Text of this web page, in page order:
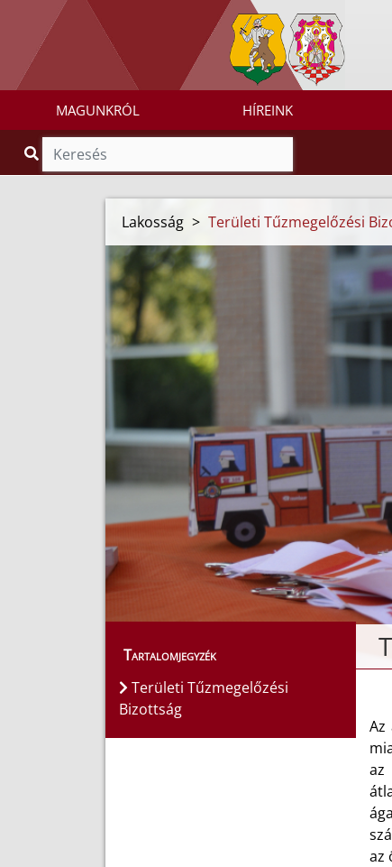
MAGUNKRÓL HÍREINK
Lakosság > Területi Tűzmegelőzési
Tartalomjegyzék
Területi Tűzmegelőzési
Bizottság
Az
az
az